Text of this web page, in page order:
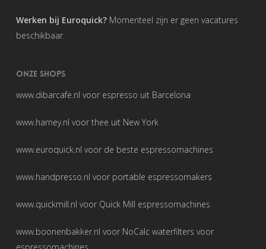
Werken bij Euroquick? Momenteel zijn er geen vacatures
beschikbaar.
ONZE SHOPS
www.dibarcafe.nl voor espresso uit Barcelona
www.harney.nl voor thee uit New York
www.euroquick.nl voor de beste espressomachines
www.handpresso.nl voor portable espressomakers
www.quickmill.nl voor Quick Mill espressomachines
www.boonenbakker.nl voor NoCalc waterfilters voor